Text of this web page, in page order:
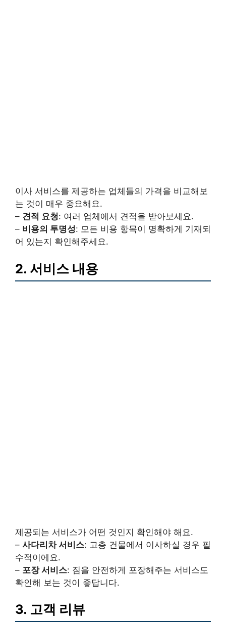
이사 서비스를 제공하는 업체들의 가격을 비교해보
는 것이 매우 중요해요.
– 견적 요청: 여러 업체에서 견적을 받아보세요.
– 비용의 투명성: 모든 비용 항목이 명확하게 기재되
어 있는지 확인해주세요.
2. 서비스 내용
제공되는 서비스가 어떤 것인지 확인해야 해요.
– 사다리차 서비스: 고층 건물에서 이사하실 경우 필
수적이에요.
– 포장 서비스: 짐을 안전하게 포장해주는 서비스도
확인해 보는 것이 좋답니다.
3. 고객 리뷰